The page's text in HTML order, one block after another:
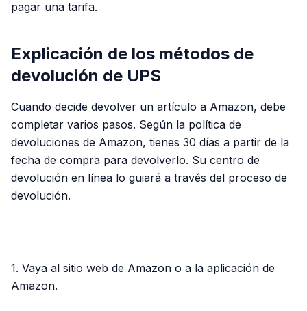
pagar una tarifa.
Explicación de los métodos de
devolución de UPS
Cuando decide devolver un artículo a Amazon, debe
completar varios pasos. Según la política de
devoluciones de Amazon, tienes 30 días a partir de la
fecha de compra para devolverlo. Su centro de
devolución en línea lo guiará a través del proceso de
devolución.
1. Vaya al sitio web de Amazon o a la aplicación de
Amazon.